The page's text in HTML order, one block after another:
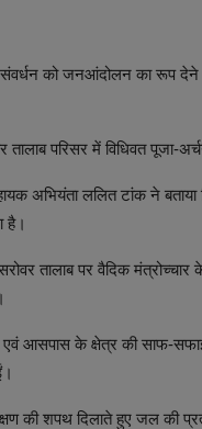
को जनआंदोलन का रूप देने के
परिसर में विधिवत पूजा-
अभियंता ललित टांक ने
है।
तालाब पर वैदिक मंत्रोच्चार
एवं आसपास के क्षेत्र की साफ-
की शपथ दिलाते हुए जल की